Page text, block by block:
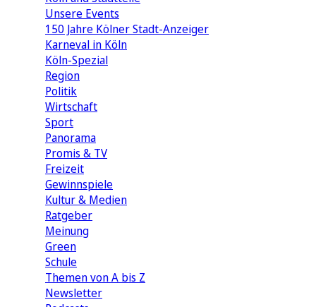
Unsere Events
150 Jahre Kölner Stadt-Anzeiger
Karneval in Köln
Köln-Spezial
Region
Politik
Wirtschaft
Sport
Panorama
Promis & TV
Freizeit
Gewinnspiele
Kultur & Medien
Ratgeber
Meinung
Green
Schule
Themen von A bis Z
Newsletter